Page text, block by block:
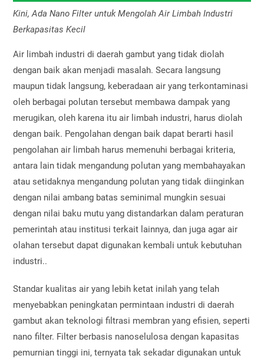
Kini, Ada Nano Filter untuk Mengolah Air Limbah Industri
Berkapasitas Kecil
Air limbah industri di daerah gambut yang tidak diolah
dengan baik akan menjadi masalah. Secara langsung
maupun tidak langsung, keberadaan air yang terkontaminasi
oleh berbagai polutan tersebut membawa dampak yang
merugikan, oleh karena itu air limbah industri, harus diolah
dengan baik. Pengolahan dengan baik dapat berarti hasil
pengolahan air limbah harus memenuhi berbagai kriteria,
antara lain tidak mengandung polutan yang membahayakan
atau setidaknya mengandung polutan yang tidak diinginkan
dengan nilai ambang batas seminimal mungkin sesuai
dengan nilai baku mutu yang distandarkan dalam peraturan
pemerintah atau institusi terkait lainnya, dan juga agar air
olahan tersebut dapat digunakan kembali untuk kebutuhan
industri..
Standar kualitas air yang lebih ketat inilah yang telah
menyebabkan peningkatan permintaan industri di daerah
gambut akan teknologi filtrasi membran yang efisien, seperti
nano filter. Filter berbasis nanoselulosa dengan kapasitas
pemurnian tinggi ini, ternyata tak sekadar digunakan untuk